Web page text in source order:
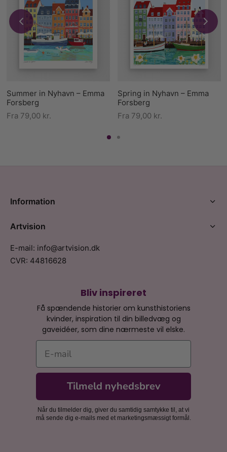
Summer in Nyhavn – Emma
Forsberg
Fra 79,00 kr.
Spring in Nyhavn – Emma
Forsberg
Fra 79,00 kr.
Bliv inspireret
Få spændende historier om kunsthistoriens
kvinder, inspiration til din billedvæg og
gaveidéer, som dine nærmeste vil elske.
E-mail
Tilmeld nyhedsbrev
Når du tilmelder dig, giver du samtidig samtykke til, at vi
må sende dig e-mails med et marketingsmæssigt formål.
Information
Artvision
E-mail: info@artvision.dk
CVR: 44816628